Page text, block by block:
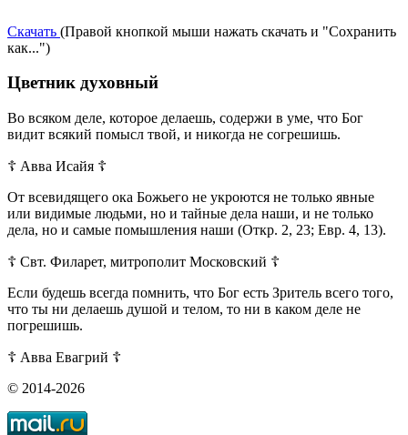
Скачать (Правой кнопкой мыши нажать скачать и "Сохранить
как...")
Цветник духовный
Во всяком деле, которое делаешь, содержи в уме, что Бог
видит всякий помысл твой, и никогда не согрешишь.
☦ Авва Исайя ☦
От всевидящего ока Божьего не укроются не только явные
или видимые людьми, но и тайные дела наши, и не только
дела, но и самые помышления наши (Откр. 2, 23; Евр. 4, 13).
☦ Свт. Филарет, митрополит Московский ☦
Если будешь всегда помнить, что Бог есть Зритель всего того,
что ты ни делаешь душой и телом, то ни в каком деле не
погрешишь.
☦ Авва Евагрий ☦
© 2014-2026